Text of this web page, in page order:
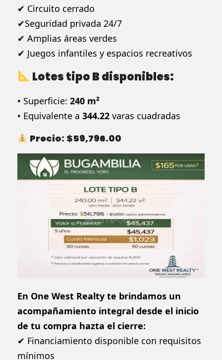
✔ Circuito cerrado
✔Seguridad privada 24/7
✔ Amplias áreas verdes
✔ Juegos infantiles y espacios recreativos
Lotes tipo B disponibles:
• Superficie: 240 m²
• Equivalente a 344.22 varas cuadradas
Precio: $59,796.00
En One West Realty te brindamos un
acompañamiento integral desde el inicio
de tu compra hazta el cierre:
✔ Financiamiento disponible con requisitos
mínimos